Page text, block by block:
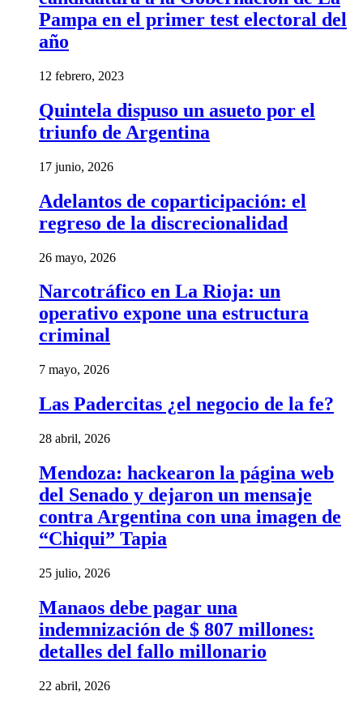
Pampa en el primer test electoral del
año
12 febrero, 2023
Quintela dispuso un asueto por el
triunfo de Argentina
17 junio, 2026
Adelantos de coparticipación: el
regreso de la discrecionalidad
26 mayo, 2026
Narcotráfico en La Rioja: un
operativo expone una estructura
criminal
7 mayo, 2026
Las Padercitas ¿el negocio de la fe?
28 abril, 2026
Mendoza: hackearon la página web
del Senado y dejaron un mensaje
contra Argentina con una imagen de
“Chiqui” Tapia
25 julio, 2026
Manaos debe pagar una
indemnización de $ 807 millones:
detalles del fallo millonario
22 abril, 2026